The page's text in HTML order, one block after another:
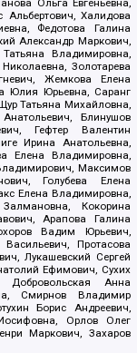
Ольга Евгеньевна,
Альбертович, Халидова
Федотова Галина
Александр Маркович,
Владимировна,
Золотарева
Жемкова Елена
Юлия Юрьевна, Саранг
Татьяна Михайловна,
Блинушов
Гефтер Валентин
Ирина Анатольевна,
Елена Владимировна,
Максимов
Голубева Елена
Елена Владимировна,
Кокорина
Арапова Галина
Вадим Юрьевич,
Протасова
Лукашевский Сергей
Ефимович, Сухих
Анна
Смирнов Владимир
Борис Андреевич,
Орлов Олег
Маркович, Захаров